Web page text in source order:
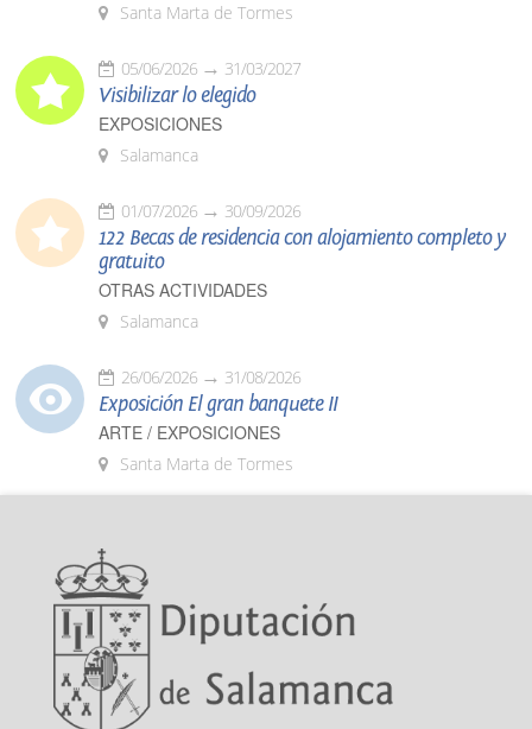
Santa Marta de Tormes
05/06/2026 31/03/2027
Visibilizar lo elegido
EXPOSICIONES
Salamanca
01/07/2026 30/09/2026
122 Becas de residencia con alojamiento completo y
gratuito
OTRAS ACTIVIDADES
Salamanca
26/06/2026 31/08/2026
Exposición El gran banquete II
ARTE / EXPOSICIONES
Santa Marta de Tormes